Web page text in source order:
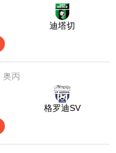
迪塔切
奥丙
格罗迪SV